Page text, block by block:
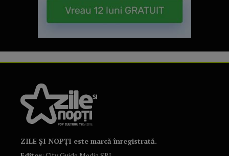
ZILE ȘI NOPȚI este marcă înregistrată.